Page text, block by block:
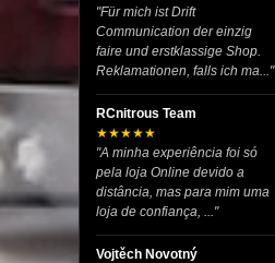
"Für mich ist Drift
Communication der einzig
faire und erstklassige Shop.
Reklamationen, falls ich ma..."
RCnitrous Team
★★★★★
"A minha experiência foi só
pela loja Online devido a
distância, mas para mim uma
loja de confiança, ..."
Vojtěch Novotný